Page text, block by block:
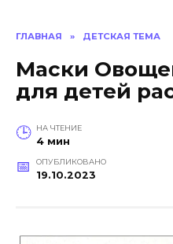
ГЛАВНАЯ » ДЕТСКАЯ ТЕМА
Маски
для детей
НА ЧТЕНИЕ
4 мин
ОПУБЛИКОВАНО
19.10.2023